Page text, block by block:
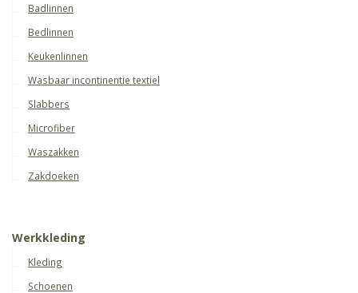
Badlinnen
Bedlinnen
Keukenlinnen
Wasbaar incontinentie textiel
Slabbers
Microfiber
Waszakken
Zakdoeken
Werkkleding
Kleding
Schoenen